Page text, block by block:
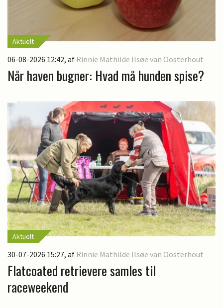
Aktuelt
06-08-2026 12:42, af Rinnie Mathilde Ilsøe van Oosterhout
Når haven bugner: Hvad må hunden spise?
Aktuelt
30-07-2026 15:27, af Rinnie Mathilde Ilsøe van Oosterhout
Flatcoated retrievere samles til
raceweekend